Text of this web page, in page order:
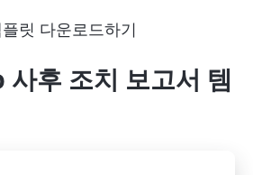
릿 다운로드하기
후 조치 보고서 템